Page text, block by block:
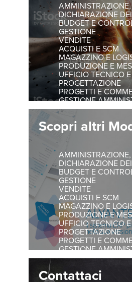
DICHIARAZIONE
BUDGET E
GESTIONE
VENDITE
ACQUISTI E SCM
MAGAZZINO E
PRODUZIONE E MES
UFFICIO TECNICO E
PROGETTAZIONE
PROGETTI E
GESTIONE
PERSONALE
Scopri altri
DICHIARAZIONE
BUDGET E
GESTIONE
VENDITE
ACQUISTI E SCM
MAGAZZINO E
PRODUZIONE E MES
UFFICIO TECNICO E
PROGETTAZIONE
PROGETTI E
GESTIONE
PERSONALE
Contattaci